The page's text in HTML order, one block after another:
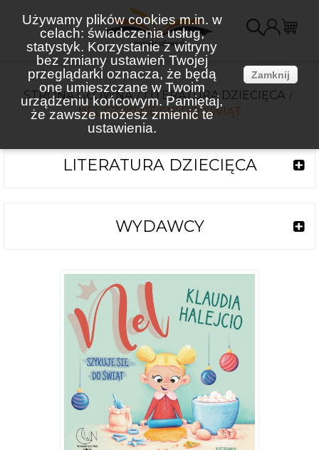
Używamy plików cookies m.in. w
celach: świadczenia usług,
statystyk. Korzystanie z witryny
bez zmiany ustawień Twojej
przeglądarki oznacza, że będą
one umieszczane w Twoim
urządzeniu końcowym. Pamiętaj,
że zawsze możesz zmienić te
ustawienia.
Zamknij
STRONA GŁÓWNA
LITERATURA DZIECIĘCA
NEL SZYKUJE SIĘ DO ŚWIĄT
LITERATURA DZIECIĘCA
WYDAWCY